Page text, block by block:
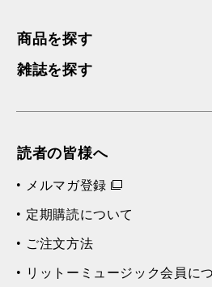
商品を探す
雑誌を探す
読者の皆様へ
メルマガ登録
定期購読について
ご注文方法
リットーミュージック会員に